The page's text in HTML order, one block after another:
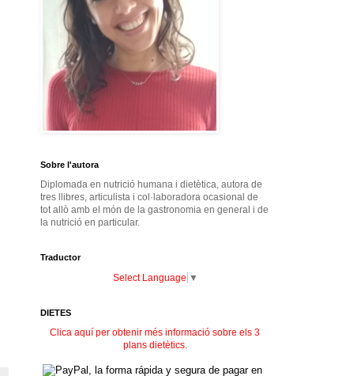
Sobre l'autora
Diplomada en nutrició humana i dietètica, autora de
tres llibres, articulista i col·laboradora ocasional de
tot allò amb el món de la gastronomia en general i de
la nutrició en particular.
Traductor
Select Language ▼
DIETES
Clica aquí per obtenir més informació sobre els 3
plans dietètics.